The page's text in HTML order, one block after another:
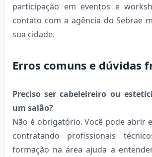
participação em eventos e
contato com a agência do Sebrae
sua cidade.
Erros comuns e dúvidas
Preciso ser cabeleireiro ou
um salão?
Não é obrigatório. Você pode abrir
contratando profissionais
formação na área ajuda a